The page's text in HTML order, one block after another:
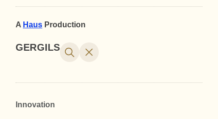
A Haus Production
GERGILS
Innovation